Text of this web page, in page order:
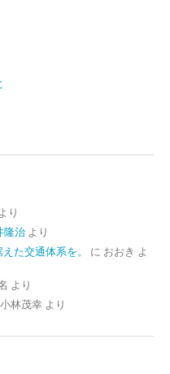
より
隆治 より
た交通体系を。
に おおき よ
より
小林茂幸 より